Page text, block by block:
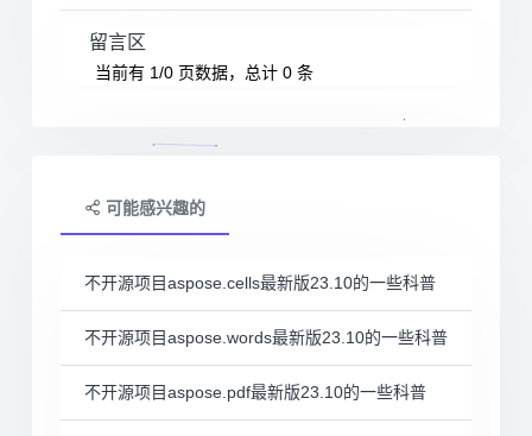
留言区
当前有 1/0 页数据，总计 0 条
可能感兴趣的
不开源项目aspose.cells最新版23.10的一些科普
不开源项目aspose.words最新版23.10的一些科普
不开源项目aspose.pdf最新版23.10的一些科普